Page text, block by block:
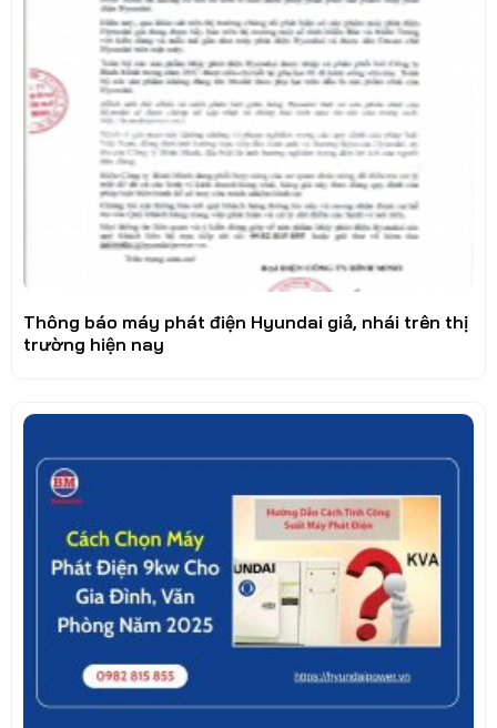
Thông báo máy phát điện Hyundai giả, nhái trên thị
trường hiện nay